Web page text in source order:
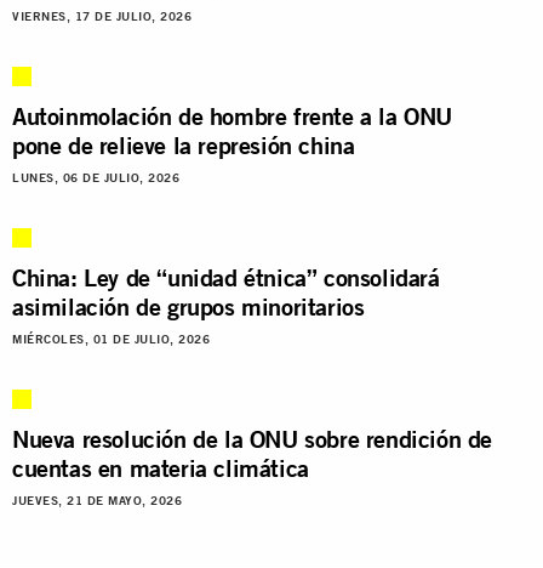
VIERNES, 17 DE JULIO, 2026
Autoinmolación de hombre frente a la ONU
pone de relieve la represión china
LUNES, 06 DE JULIO, 2026
China: Ley de “unidad étnica” consolidará
asimilación de grupos minoritarios
MIÉRCOLES, 01 DE JULIO, 2026
Nueva resolución de la ONU sobre rendición de
cuentas en materia climática
JUEVES, 21 DE MAYO, 2026